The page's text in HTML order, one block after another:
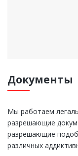
Документы
Мы работаем
разрешающие
разрешающие
различных